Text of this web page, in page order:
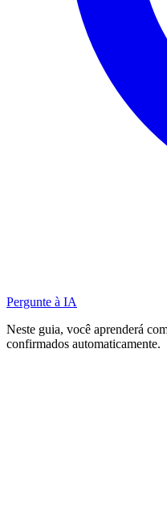
Pergunte à IA
Neste guia, você aprenderá
confirmados automaticamente.